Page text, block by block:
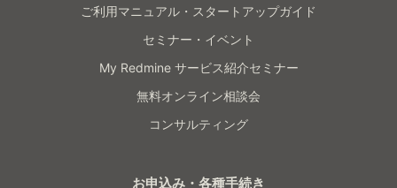
ご利用マニュアル・スタートアップガイド
セミナー・イベント
My Redmine サービス紹介セミナー
無料オンライン相談会
コンサルティング
お申込み・各種手続き